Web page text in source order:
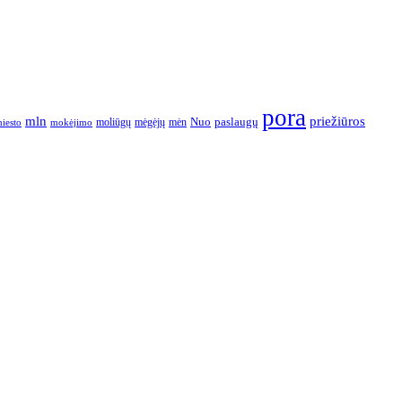
mln mokėjimo moliūgų mėgėjų mėn Nuo paslaugų pora priežiūros